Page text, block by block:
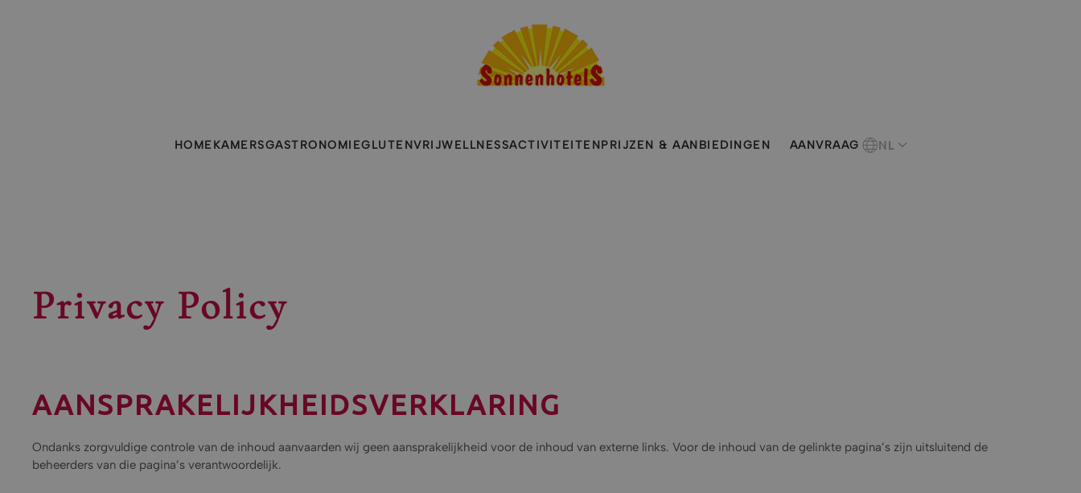
HOME KAMERSGASTRONOMIEGLUTENVRIJWELLNESSACTIVITEITENPRIJZEN & AANBIEDINGEN AANVRAAG NL
Privacy Policy
AANSPRAKELIJKHEIDSVERKLARING
Ondanks zorgvuldige controle van de inhoud aanvaarden wij geen aansprakelijkheid voor de inhoud van externe links. Voor de inhoud van de gelinkte pagina’s zijn uitsluitend de
beheerders van die pagina’s verantwoordelijk.